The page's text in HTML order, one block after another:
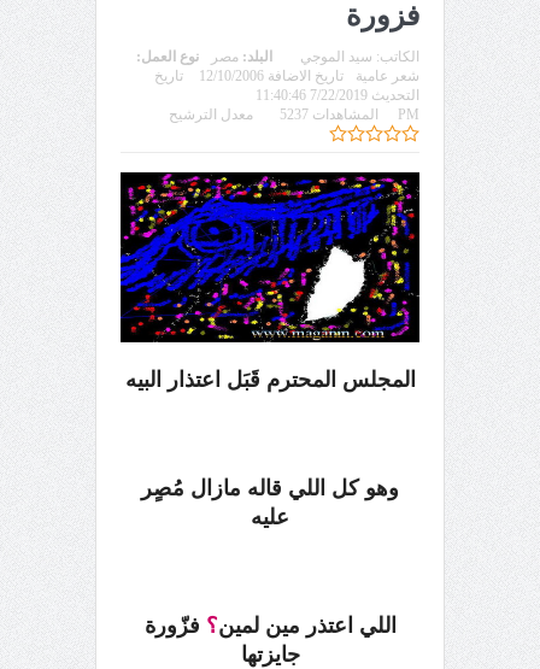
فزورة
الكاتب: سيد الموجي البلد: مصر
نوع العمل:
شعر عامية
تاريخ الاضافة 12/10/2006
تاريخ
التحديث 7/22/2019 11:40:46
PM
المشاهدات 5237 معدل الترشيح
المجلس المحترم قَبَل اعتذار البيه
وهو كل اللي قاله مازال مُصٍر
عليه
اللي اعتذر مين لمين؟ فزّورة
جايزتها